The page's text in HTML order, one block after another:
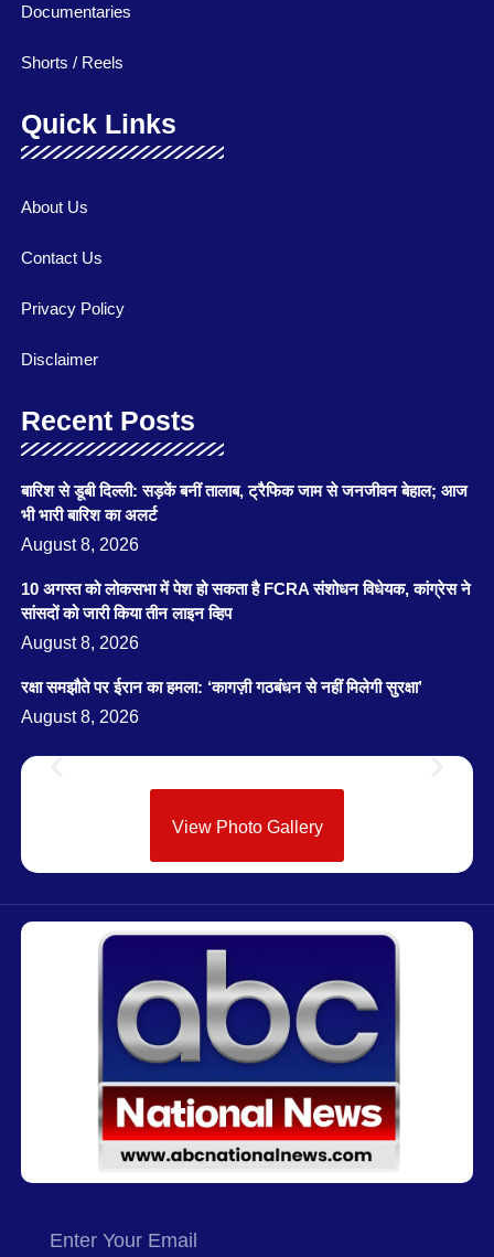
Documentaries
Shorts / Reels
Quick Links
About Us
Contact Us
Privacy Policy
Disclaimer
Recent Posts
बारिश से डूबी दिल्ली: सड़कें बनीं तालाब, ट्रैफिक जाम से जनजीवन बेहाल; आज
भी भारी बारिश का अलर्ट
August 8, 2026
10 अगस्त को लोकसभा में पेश हो सकता है FCRA संशोधन विधेयक, कांग्रेस ने
सांसदों को जारी किया तीन लाइन व्हिप
August 8, 2026
रक्षा समझौते पर ईरान का हमला: ‘कागज़ी गठबंधन से नहीं मिलेगी सुरक्षा’
August 8, 2026
View Photo Gallery